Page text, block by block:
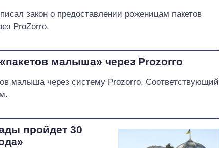
закон о предоставлении роженицам пакетов
ProZorro.
малыша» через Prozorrо
малыша через систему Prozorro. Соответствующий
пройдет 30